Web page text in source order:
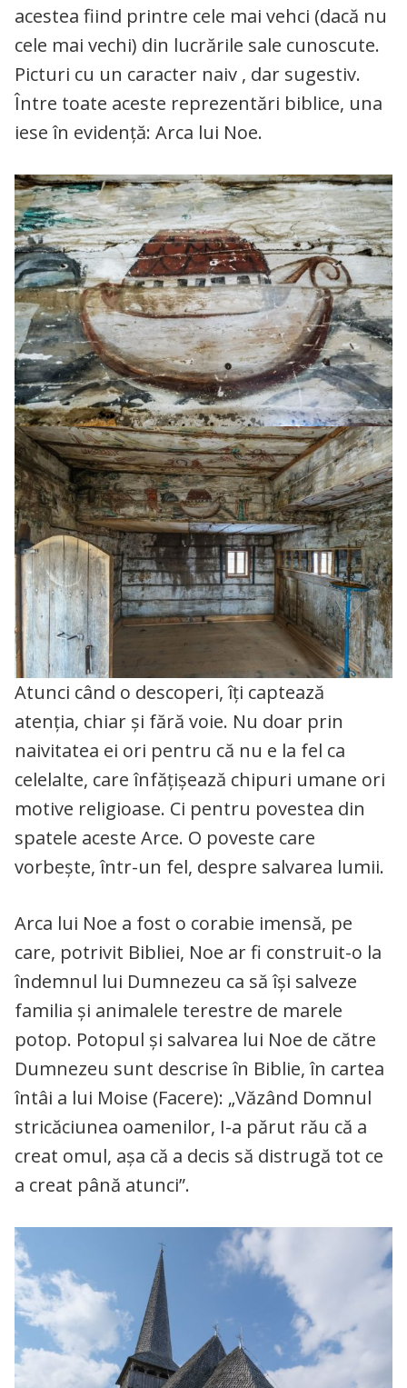
acestea fiind printre cele mai vehci (dacă nu
cele mai vechi) din lucrările sale cunoscute.
Picturi cu un caracter naiv , dar sugestiv.
Între toate aceste reprezentări biblice, una
iese în evidență: Arca lui Noe.
Atunci când o descoperi, îți captează
atenția, chiar și fără voie. Nu doar prin
naivitatea ei ori pentru că nu e la fel ca
celelalte, care înfățișează chipuri umane ori
motive religioase. Ci pentru povestea din
spatele aceste Arce. O poveste care
vorbește, într-un fel, despre salvarea lumii.
Arca lui Noe a fost o corabie imensă, pe
care, potrivit Bibliei, Noe ar fi construit-o la
îndemnul lui Dumnezeu ca să își salveze
familia și animalele terestre de marele
potop. Potopul și salvarea lui Noe de către
Dumnezeu sunt descrise în Biblie, în cartea
întâi a lui Moise (Facere): „Văzând Domnul
stricăciunea oamenilor, I-a părut rău că a
creat omul, așa că a decis să distrugă tot ce
a creat până atunci”.